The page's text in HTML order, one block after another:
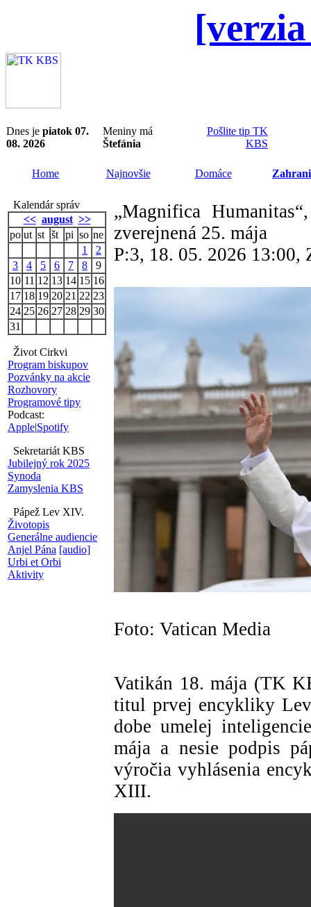
Dnes je piatok 07.
08. 2026
Meniny má
Štefánia
Pošlite tip TK
KBS
Home Najnovšie Domáce
Kalendár správ
<< august >>
po ut st št pi so ne
1
2
3
4 5 6 7 8
9
10 11 12 13 14 15 16
17 18 19 20 21 22 23
24 25 26 27 28 29 30
31
Život Cirkvi
Program biskupov
Pozvánky na akcie
Rozhovory
Programové tipy
Podcast:
Apple|Spotify
Sekretariát KBS
Jubilejný rok 2025
Synoda
Zamyslenia KBS
Pápež Lev XIV.
Životopis
Generálne audiencie
Anjel Pána [audio]
Urbi et Orbi
Aktivity
„Magnifica
zverejnená 25. mája
P:3, 18. 05. 2026 13:00,
Foto: Vatican Media
Vatikán 18. mája (TK
titul prvej encykliky
dobe umelej
mája a nesie podpis
výročia vyhlásenia
XIII.